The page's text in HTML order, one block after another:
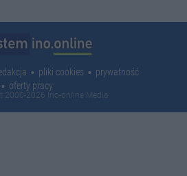
pliki cookies
prywatność
oferty pracy
2000-2026 Ino-online Media